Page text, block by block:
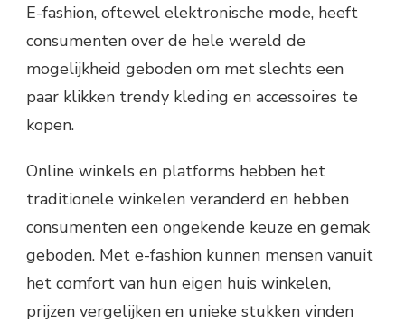
E-fashion, oftewel elektronische mode, heeft
consumenten over de hele wereld de
mogelijkheid geboden om met slechts een
paar klikken trendy kleding en accessoires te
kopen.
Online winkels en platforms hebben het
traditionele winkelen veranderd en hebben
consumenten een ongekende keuze en gemak
geboden. Met e-fashion kunnen mensen vanuit
het comfort van hun eigen huis winkelen,
prijzen vergelijken en unieke stukken vinden